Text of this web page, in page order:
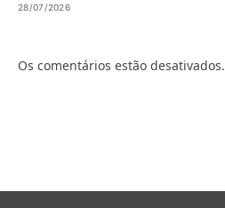
28/07/2026
Os comentários estão desativados.